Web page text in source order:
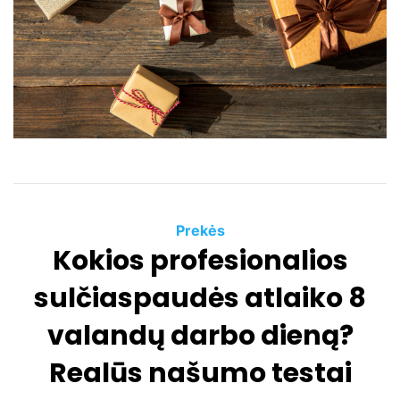
e
d
r
e
a
d
t
i
m
e
C
a
t
e
o
r
i
Prekės
Kokios profesionalios
sulčiaspaudės atlaiko 8
valandų darbo dieną?
Realūs našumo testai